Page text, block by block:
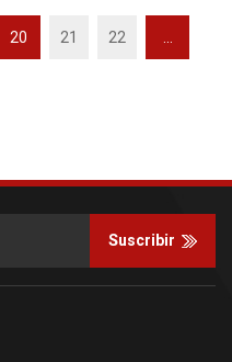
20 21 22 ...
Suscribir